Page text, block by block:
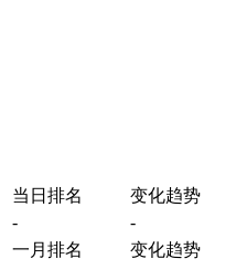
当日排名 变化趋势
-
-
一月排名
变化趋势